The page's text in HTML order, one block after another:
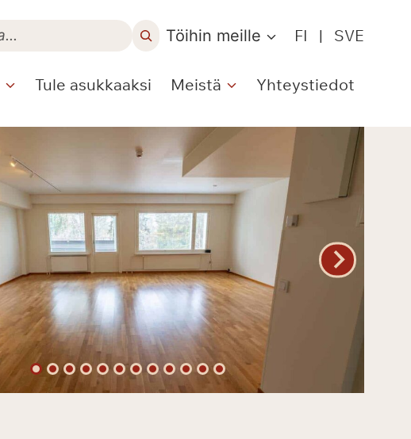
Töihin meille FI | SVE
Tule asukkaaksi Meistä Yhteystiedot